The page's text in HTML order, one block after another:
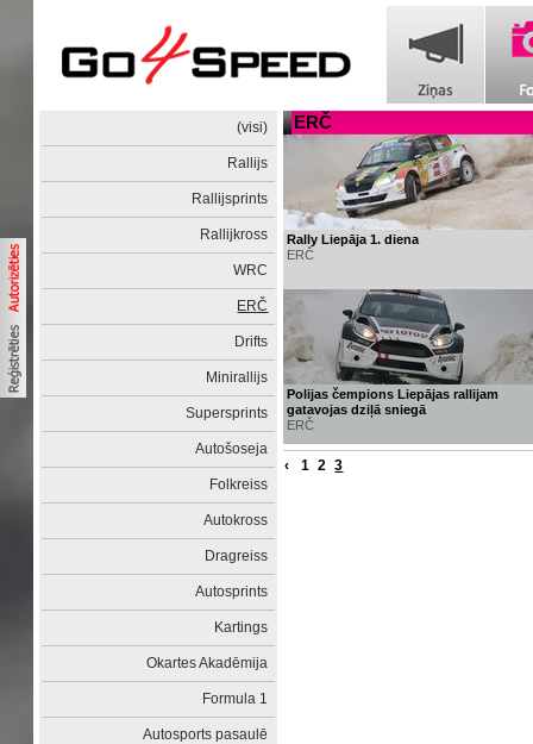
(visi)
Rallijs
Rallijsprints
Rallijkross
WRC
ERČ
Drifts
Minirallijs
Supersprints
Autošoseja
Folkreiss
Autokross
Dragreiss
Autosprints
Kartings
Okartes Akadēmija
Formula 1
Autosports pasaulē
ERČ
Rally Liepāja 1. diena
ERČ
Polijas čempions Liepājas rallijam
gatavojas dziļā sniegā
ERČ
‹ 1 2 3